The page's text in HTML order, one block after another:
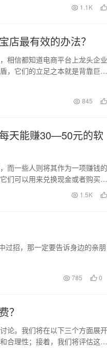
1.1K
店最有效的办法？
相信都知道电商平台上龙头企业
，它们的立足之本就是背靠巨无
845
天能赚30—50元的软
而一些人则将其作为一项赚钱的
们可以用来兑换现金或者购买一
1.5K
过招，那一定要告诉身边的亲朋
785 0
？
论。我们将在以下三个方面展开
合理性；接着，我们将评估这一